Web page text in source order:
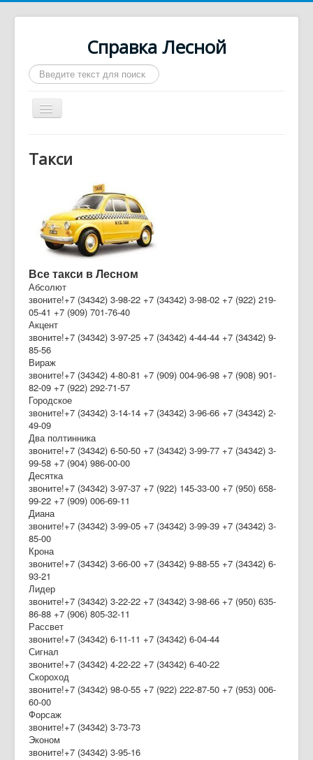
Справка Лесной
Искать...
Включить/
выключить
О нас
Контакты
Афиша
Автобусы
Требуются
Дайджест СМИ
Объявления
Такси
Все такси в Лесном
Абсолют
звоните!+7 (34342) 3-98-22 +7 (34342) 3-98-02 +7 (922) 219-
05-41 +7 (909) 701-76-40
Акцент
звоните!+7 (34342) 3-97-25 +7 (34342) 4-44-44 +7 (34342) 9-
85-56
Вираж
звоните!+7 (34342) 4-80-81 +7 (909) 004-96-98 +7 (908) 901-
82-09 +7 (922) 292-71-57
Городское
звоните!+7 (34342) 3-14-14 +7 (34342) 3-96-66 +7 (34342) 2-
49-09
Два полтинника
звоните!+7 (34342) 6-50-50 +7 (34342) 3-99-77 +7 (34342) 3-
99-58 +7 (904) 986-00-00
Десятка
звоните!+7 (34342) 3-97-37 +7 (922) 145-33-00 +7 (950) 658-
99-22 +7 (909) 006-69-11
Диана
звоните!+7 (34342) 3-99-05 +7 (34342) 3-99-39 +7 (34342) 3-
85-00
Крона
звоните!+7 (34342) 3-66-00 +7 (34342) 9-88-55 +7 (34342) 6-
93-21
Лидер
звоните!+7 (34342) 3-22-22 +7 (34342) 3-98-66 +7 (950) 635-
86-88 +7 (906) 805-32-11
Рассвет
звоните!+7 (34342) 6-11-11 +7 (34342) 6-04-44
Сигнал
звоните!+7 (34342) 4-22-22 +7 (34342) 6-40-22
Скороход
звоните!+7 (34342) 98-0-55 +7 (922) 222-87-50 +7 (953) 006-
60-00
Форсаж
звоните!+7 (34342) 3-73-73
Эконом
звоните!+7 (34342) 3-95-16